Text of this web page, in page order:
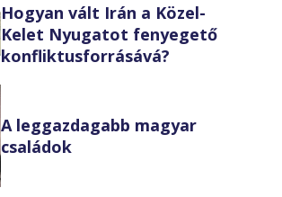
Hogyan vált Irán a Közel-
Kelet Nyugatot fenyegető
konfliktusforrásává?
A leggazdagabb magyar
családok